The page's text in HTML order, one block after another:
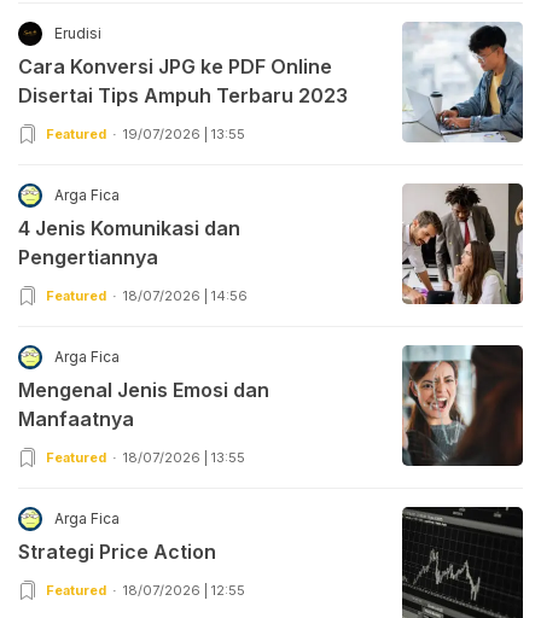
Erudisi
Cara Konversi JPG ke PDF Online
Disertai Tips Ampuh Terbaru 2023
Featured 19/07/2026 | 13:55
Arga Fica
4 Jenis Komunikasi dan
Pengertiannya
Featured 18/07/2026 | 14:56
Arga Fica
Mengenal Jenis Emosi dan
Manfaatnya
Featured 18/07/2026 | 13:55
Arga Fica
Strategi Price Action
Featured 18/07/2026 | 12:55